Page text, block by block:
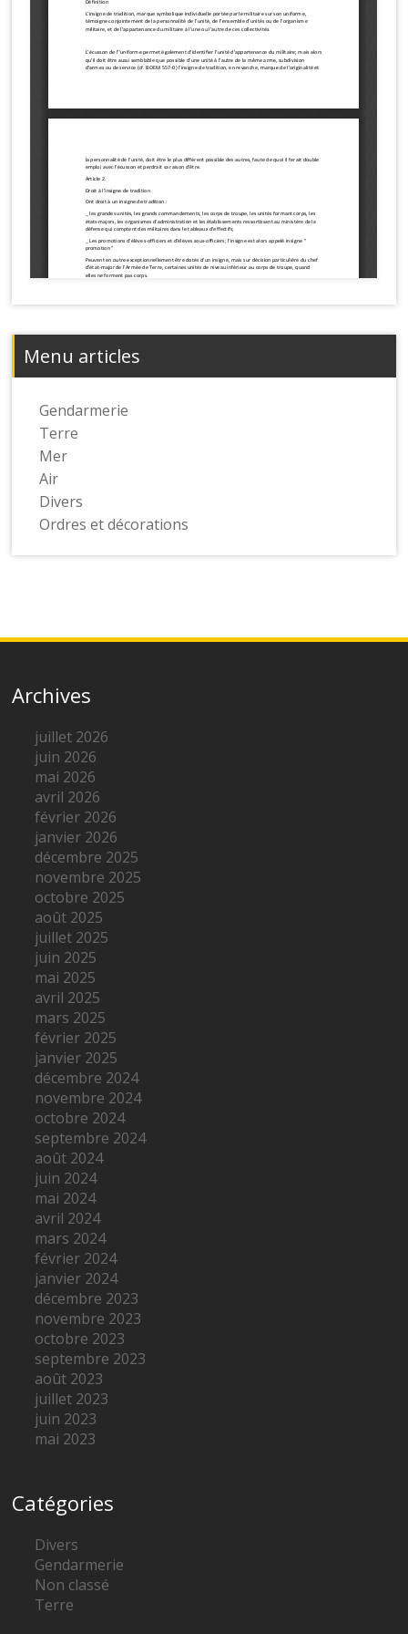
Menu articles
Gendarmerie
Terre
Mer
Air
Divers
Ordres et décorations
Archives
juillet 2026
juin 2026
mai 2026
avril 2026
février 2026
janvier 2026
décembre 2025
novembre 2025
octobre 2025
août 2025
juillet 2025
juin 2025
mai 2025
avril 2025
mars 2025
février 2025
janvier 2025
décembre 2024
novembre 2024
octobre 2024
septembre 2024
août 2024
juin 2024
mai 2024
avril 2024
mars 2024
février 2024
janvier 2024
décembre 2023
novembre 2023
octobre 2023
septembre 2023
août 2023
juillet 2023
juin 2023
mai 2023
Catégories
Divers
Gendarmerie
Non classé
Terre